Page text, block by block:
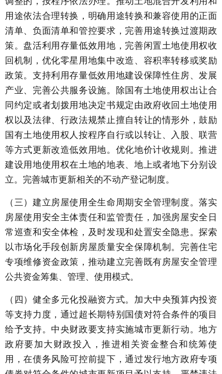
用途依法合理转换，明确用途转换和兼容使用的正面
清单、负面清单和管控要求，完善用途转换过渡期政
策。盘活利用存量低效用地，完善闲置土地使用权收
回机制，优化零星用地集中改造、容积率转移或奖励
政策。支持利用存量低效用地建设保障性住房、发展
产业、完善公共服务设施。除国有土地使用权出让合
同约定或者划拨用地决定书规定由政府收回土地使用
权以及法律、行政法规禁止擅自转让的情形外，鼓励
国有土地使用权人按程序自行或以转让、入股、联营
等方式更新改造低效用地。优化地价计收规则。推进
建设用地使用权在土地的地表、地上或者地下分别设
立。完善城市更新相关的不动产登记制度。
（三）建立房屋使用全生命周期安全管理制度。落实
房屋使用安全主体责任和监管责任，加强房屋安全日
常巡查和安全体检，及时发现和处置安全隐患。探索
以市场化手段创新房屋质量安全保障机制。完善住宅
专项维修资金政策，推动建立完善既有房屋安全管理
公共资金筹集、管理、使用模式。
（四）健全多元化投融资方式。加大中央预算内投资
等支持力度，通过超长期特别国债对符合条件的项目
给予支持。中央财政要支持实施城市更新行动。地方
政府要加大财政投入，推进相关资金整合和统筹使
用，在债务风险可控前提下，通过发行地方政府专项